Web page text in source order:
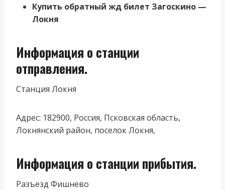
Купить обратный жд билет Загоскино —
Локня
Информация о станции
отправления.
Станция Локня
Адрес: 182900, Россия, Псковская область,
Локнянский район, поселок Локня,
Информация о станции прибытия.
Разъезд Фишнево